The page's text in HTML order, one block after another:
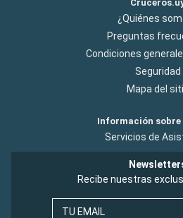
¿Quiénes
Preguntas
Condiciones
Seguridad
Mapa del
Información
Servicios de
Recibe nuestras
TU EMAIL